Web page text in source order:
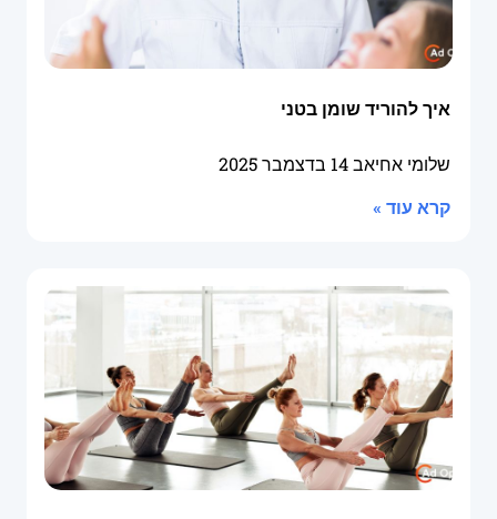
איך להוריד שומן בטני
שלומי אחיאב14 בדצמבר 2025
קרא עוד »